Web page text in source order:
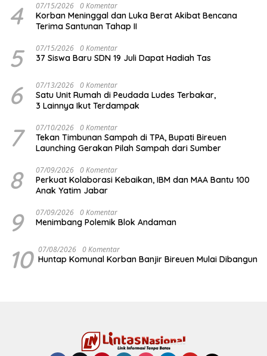
4 07/15/2026 0 Komentar
Korban Meninggal dan Luka Berat Akibat Bencana
Terima Santunan Tahap II
5 07/15/2026 0 Komentar
37 Siswa Baru SDN 19 Juli Dapat Hadiah Tas
6 07/13/2026 0 Komentar
Satu Unit Rumah di Peudada Ludes Terbakar,
3 Lainnya Ikut Terdampak
7 07/10/2026 0 Komentar
Tekan Timbunan Sampah di TPA, Bupati Bireuen
Launching Gerakan Pilah Sampah dari Sumber
8 07/09/2026 0 Komentar
Perkuat Kolaborasi Kebaikan, IBM dan MAA Bantu 100
Anak Yatim Jabar
9 07/09/2026 0 Komentar
Menimbang Polemik Blok Andaman
10 07/08/2026 0 Komentar
Huntap Komunal Korban Banjir Bireuen Mulai Dibangun